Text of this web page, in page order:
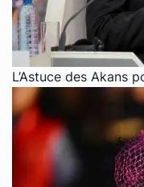
L’Astuce des Akans